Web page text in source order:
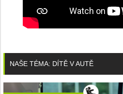
NAŠE TÉMA: DÍTĚ V AUTĚ